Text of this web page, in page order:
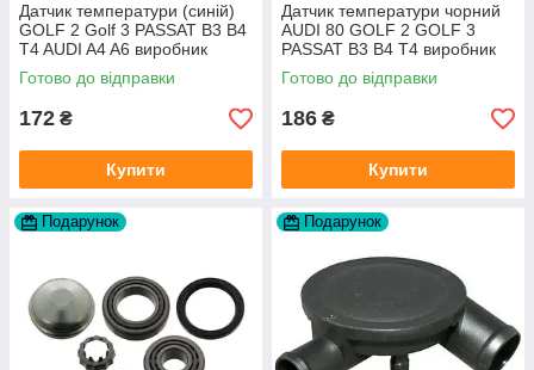
Датчик температури (синій)
GOLF 2 Golf 3 PASSAT B3 B4
T4 AUDI A4 A6 виробник
Topran Німеччина
Готово до відправки
172 ₴
Купити
Датчик температури чорний
AUDI 80 GOLF 2 GOLF 3
PASSAT B3 B4 T4 виробник
TOPRAN Німеччина
Готово до відправки
186 ₴
Купити
Подарунок Подарунок